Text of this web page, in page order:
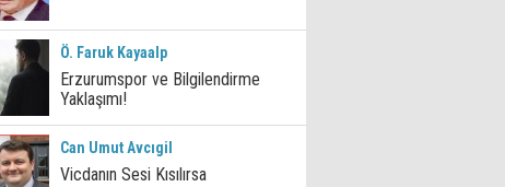
Ö. Faruk Kayaalp
Erzurumspor ve Bilgilendirme
Yaklaşımı!
Can Umut Avcıgil
Vicdanın Sesi Kısılırsa